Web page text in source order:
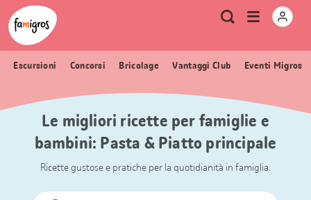
Navigazione
segnalibri
Header
Logo Metanavigazione
Ricerca
Apri
menu
Escursioni Concorsi Bricolage Vantaggi Club Eventi Migros
Le migliori ricette per famiglie e
bambini: Pasta & Piatto principale
Ricette gustose e pratiche per la quotidianità in famiglia.